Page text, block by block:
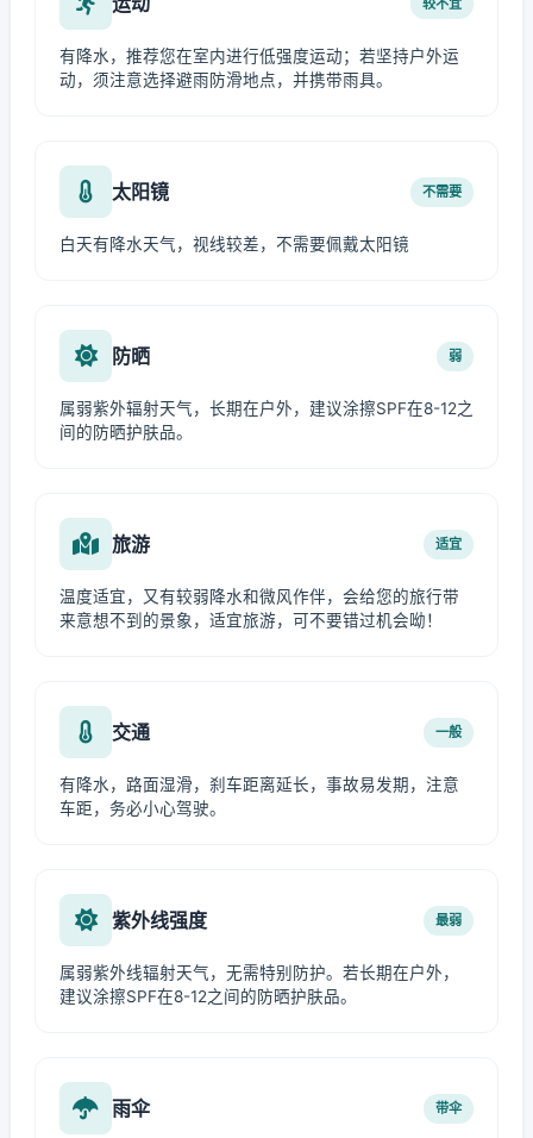
有降水，推荐您在室内进行低强度运动；若坚持户外运
动，须注意选择避雨防滑地点，并携带雨具。
太阳镜 不需要
白天有降水天气，视线较差，不需要佩戴太阳镜
防晒 弱
属弱紫外辐射天气，长期在户外，建议涂擦SPF在8-12之
间的防晒护肤品。
旅游 适宜
温度适宜，又有较弱降水和微风作伴，会给您的旅行带
来意想不到的景象，适宜旅游，可不要错过机会呦！
交通 一般
有降水，路面湿滑，刹车距离延长，事故易发期，注意
车距，务必小心驾驶。
紫外线强度 最弱
属弱紫外线辐射天气，无需特别防护。若长期在户外，
建议涂擦SPF在8-12之间的防晒护肤品。
雨伞 带伞